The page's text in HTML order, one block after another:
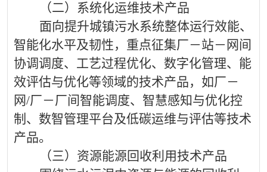
（二）系统化运维技术产品
面向提升城镇污水系统整体运行效能、
智能化水平及韧性，重点征集厂－站－ 网间
协调调度、工艺过程优化、数字化管理、能
效评估与优化等领域的技术产品，如厂－
网/厂－厂间智能调度、智慧感知与优化控
制、数智管理平台及低碳运维与评估等技术
产品。
（三）资源能源回收利用技术产品